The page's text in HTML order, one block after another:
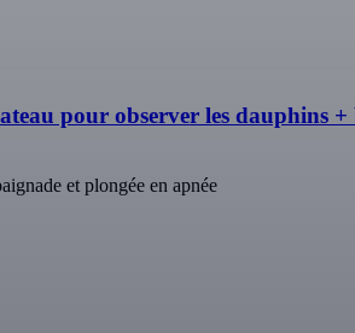
pour observer les dauphins +
et plongée en apnée